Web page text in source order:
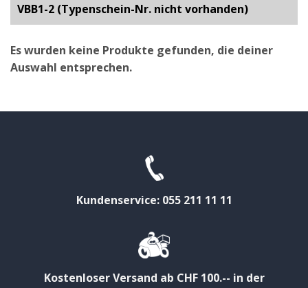
VBB1-2 (Typenschein-Nr. nicht vorhanden)
Es wurden keine Produkte gefunden, die deiner
Auswahl entsprechen.
Kundenservice: 055 211 11 11
Kostenloser Versand ab CHF 100.-- in der